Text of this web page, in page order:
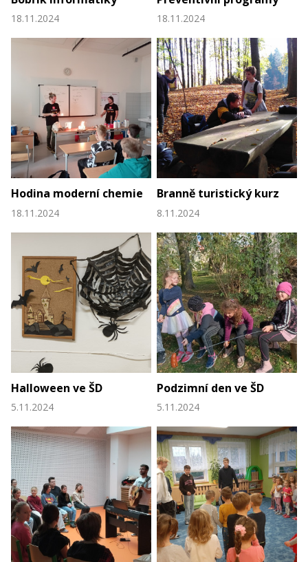
18.11.2024 18.11.2024
Hodina moderní chemie
18.11.2024
Branně turistický kurz
8.11.2024
Halloween ve ŠD
5.11.2024
Podzimní den ve ŠD
5.11.2024